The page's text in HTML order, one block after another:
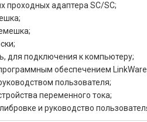
проходных адаптера SC/SC;
для подключения к компьютеру;
обеспечением
пользователя;
переменного тока;
и руководство